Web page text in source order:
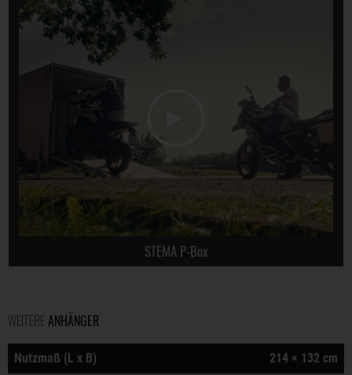
STEMA P-Box
WEITERE ANHÄNGER
Nutzmaß (L x B) 214 × 132 cm